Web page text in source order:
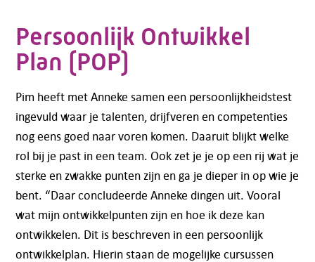
Persoonlijk Ontwikkel
Plan (POP)
Pim heeft met Anneke samen een persoonlijkheidstest
ingevuld waar je talenten, drijfveren en competenties
nog eens goed naar voren komen. Daaruit blijkt welke
rol bij je past in een team. Ook zet je je op een rij wat je
sterke en zwakke punten zijn en ga je dieper in op wie je
bent. “Daar concludeerde Anneke dingen uit. Vooral
wat mijn ontwikkelpunten zijn en hoe ik deze kan
ontwikkelen. Dit is beschreven in een persoonlijk
ontwikkelplan. Hierin staan de mogelijke cursussen